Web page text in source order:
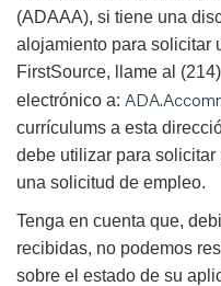
(ADAAA), si tiene una
alojamiento para solicitar
FirstSource, llame al
electrónico a:
currículums a esta
debe utilizar para
una solicitud de empleo.
Tenga en cuenta que,
recibidas, no podemos
sobre el estado de su